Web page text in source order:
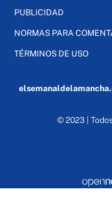
PUBLICIDAD
NORMAS PARA
TÉRMINOS DE USO
© 2023 |